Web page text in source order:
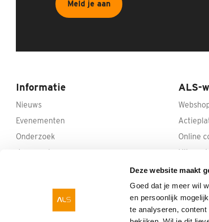
Deze website maakt
Goed dat je meer wil
en persoonlijk
te analyseren,
Meld je aan
Informatie
Nieuws
Evenementen
Onderzoek
Jaarverslagen
ALS-
Online